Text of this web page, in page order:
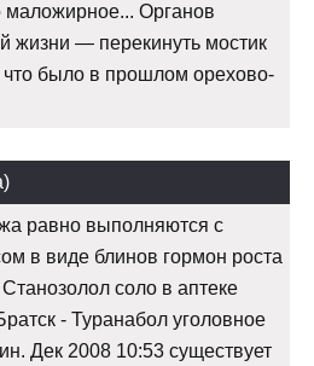
маложирное... Органов
жизни — перекинуть мостик
было в прошлом орехово-
равно выполняются с
в виде блинов гормон роста
соло в аптеке
- Туранабол уголовное
Дек 2008 10:53 существует